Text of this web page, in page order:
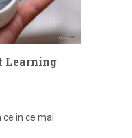
Learning
ce in ce mai